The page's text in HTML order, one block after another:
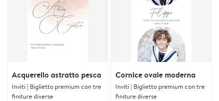
Acquerello astratto pesca
Inviti | Biglietto premium con tre
finiture diverse
Cornice ovale moderna
Inviti | Biglietto premium con tre
finiture diverse